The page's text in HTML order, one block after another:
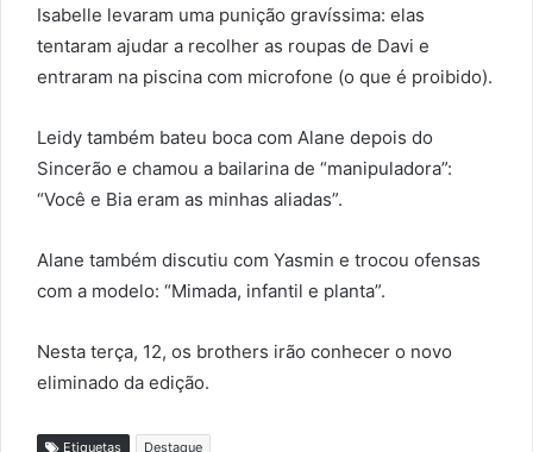
Isabelle levaram uma punição gravíssima: elas
tentaram ajudar a recolher as roupas de Davi e
entraram na piscina com microfone (o que é proibido).
Leidy também bateu boca com Alane depois do
Sincerão e chamou a bailarina de “manipuladora”:
“Você e Bia eram as minhas aliadas”.
Alane também discutiu com Yasmin e trocou ofensas
com a modelo: “Mimada, infantil e planta”.
Nesta terça, 12, os brothers irão conhecer o novo
eliminado da edição.
Etiquetas Destaque